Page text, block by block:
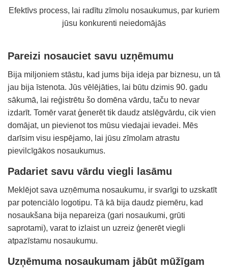
Efektīvs process, lai radītu zīmolu nosaukumus, par kuriem
jūsu konkurenti neiedomājās
Pareizi nosauciet savu uzņēmumu
Bija miljoniem stāstu, kad jums bija ideja par biznesu, un tā
jau bija īstenota. Jūs vēlējāties, lai būtu dzimis 90. gadu
sākumā, lai reģistrētu šo domēna vārdu, taču to nevar
izdarīt. Tomēr varat ģenerēt tik daudz atslēgvārdu, cik vien
domājat, un pievienot tos mūsu viedajai ievadei. Mēs
darīsim visu iespējamo, lai jūsu zīmolam atrastu
pievilcīgākos nosaukumus.
Padariet savu vārdu viegli lasāmu
Meklējot sava uzņēmuma nosaukumu, ir svarīgi to uzskatīt
par potenciālo logotipu. Tā kā bija daudz piemēru, kad
nosaukšana bija nepareiza (gari nosaukumi, grūti
saprotami), varat to izlaist un uzreiz ģenerēt viegli
atpazīstamu nosaukumu.
Uzņēmuma nosaukumam jābūt mūžīgam